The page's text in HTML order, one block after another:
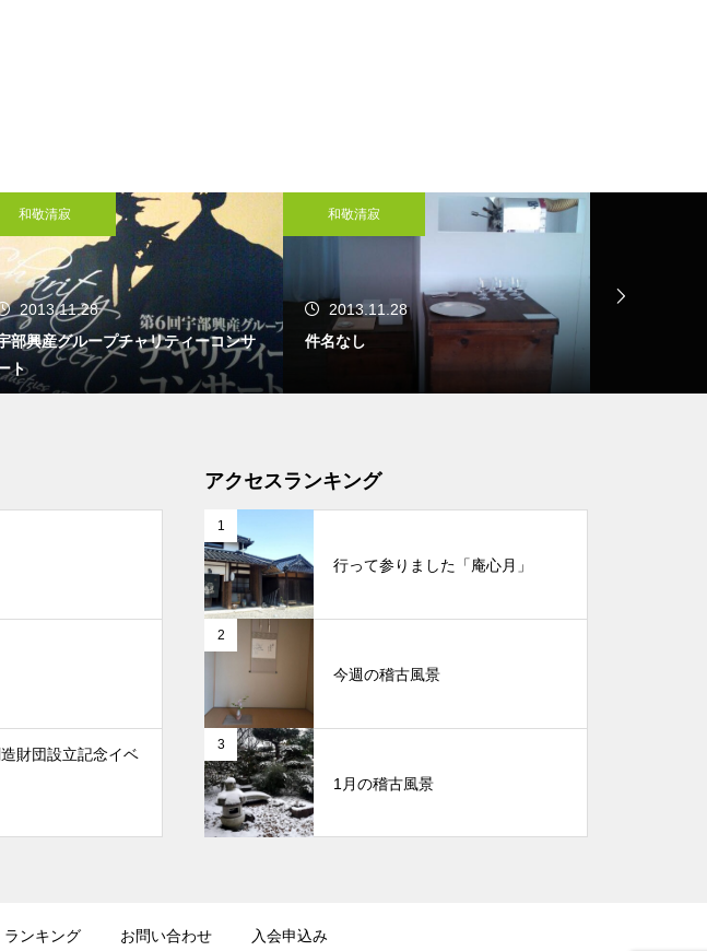
ネへ
2月 大炉の季節になりました
和敬清寂
2013.11.28
部興産グループチャリティーコンサ
ト
和敬清寂
2013.11.28
件名なし
財団設立記念イベ
アクセスランキング
1
行って参りました「庵心月」
2
今週の稽古風景
3
1月の稽古風景
ランキング お問い合わせ 入会申込み